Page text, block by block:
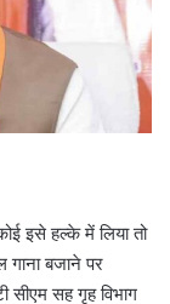
इसे हल्के में लिया तो
गाना बजाने पर
सीएम सह गृह विभाग